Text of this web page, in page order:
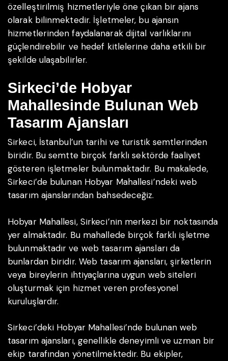
özelleştirilmiş hizmetleriyle öne çıkan bir ajans
olarak bilinmektedir. İşletmeler, bu ajansın
hizmetlerinden faydalanarak dijital varlıklarını
güçlendirebilir ve hedef kitlelerine daha etkili bir
şekilde ulaşabilirler.
Sirkeci’de Hobyar
Mahallesinde Bulunan Web
Tasarım Ajansları
Sirkeci, İstanbul’un tarihi ve turistik semtlerinden
biridir. Bu semtte birçok farklı sektörde faaliyet
gösteren işletmeler bulunmaktadır. Bu makalede,
Sirkeci’de bulunan Hobyar Mahallesi’ndeki web
tasarım ajanslarından bahsedeceğiz.
Hobyar Mahallesi, Sirkeci’nin merkezi bir noktasında
yer almaktadır. Bu mahallede birçok farklı işletme
bulunmaktadır ve web tasarım ajansları da
bunlardan biridir. Web tasarım ajansları, şirketlerin
veya bireylerin ihtiyaçlarına uygun web siteleri
oluşturmak için hizmet veren profesyonel
kuruluşlardır.
Sirkeci’deki Hobyar Mahallesi’nde bulunan web
tasarım ajansları, genellikle deneyimli ve uzman bir
ekip tarafından yönetilmektedir. Bu ekipler,